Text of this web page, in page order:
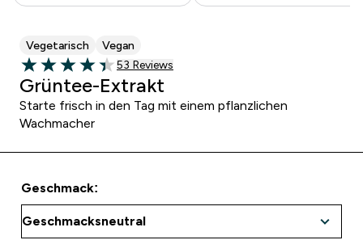
Vegetarisch Vegan
4.38 out of 5 stars
53 customer reviews
53 Reviews
Grüntee-Extrakt
Starte frisch in den Tag mit einem pflanzlichen
Wachmacher
Geschmack: